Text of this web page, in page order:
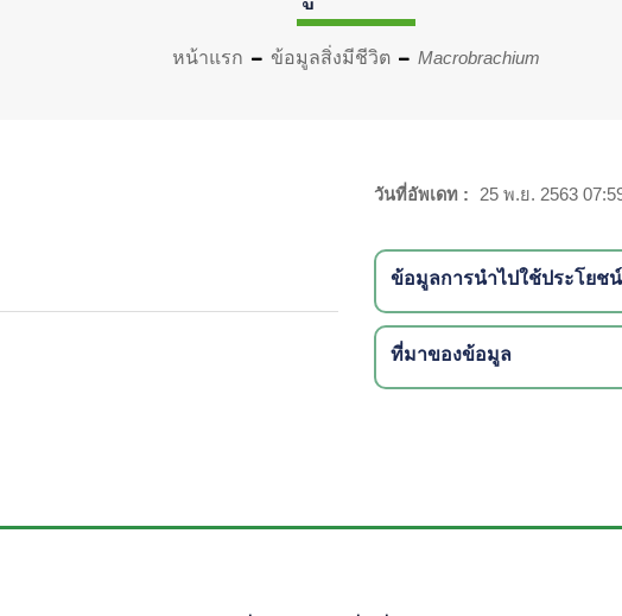
หน้าแรก ข้อมูลสิ่งมีชีวิต Macrobrachium
วันที่อัพเดท : 25 พ.ย. 2563
ข้อมูลการนำไปใช้ประโยชน์
ที่มาของข้อมูล